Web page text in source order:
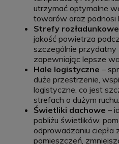
utrzymać optymalne
towarów oraz podnosi
Strefy
jakość powietrza
szczególnie przydatny
zapewniając lepsze
Hale logistyczne –
duże przestrzenie,
logistyczne, co jest
strefach o dużym ruchu.
Świetliki dachowe –
pobliżu świetlików,
odprowadzaniu ciepła
pomieszczeń,